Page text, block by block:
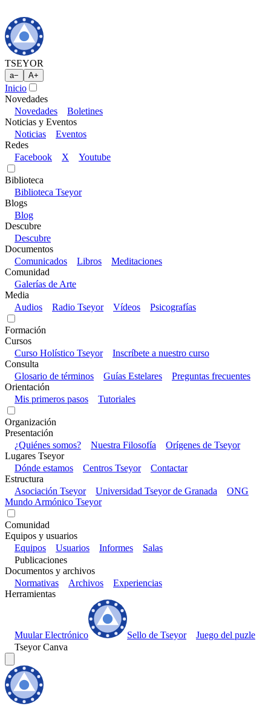
TSEYOR
a− A+
Inicio
Novedades
Novedades
Boletines
Noticias y Eventos
Noticias
Eventos
Redes
Facebook
X Youtube
Biblioteca
Biblioteca Tseyor
Blogs
Blog
Descubre
Descubre
Documentos
Comunicados
Libros
Meditaciones
Comunidad
Galerías de Arte
Media
Audios
Radio Tseyor Vídeos Psicografías
Formación
Cursos
Curso Holístico Tseyor
Inscríbete a nuestro curso
Consulta
Glosario de términos
Guías Estelares
Preguntas frecuentes
Orientación
Mis primeros pasos
Tutoriales
Organización
Presentación
¿Quiénes somos?
Nuestra Filosofía
Orígenes de Tseyor
Lugares Tseyor
Dónde estamos
Centros Tseyor
Contactar
Estructura
Asociación Tseyor
Universidad Tseyor de Granada
ONG
Mundo Armónico Tseyor
Comunidad
Equipos y usuarios
Equipos
Usuarios Informes
Salas
Publicaciones
Documentos y archivos
Normativas
Archivos
Experiencias
Herramientas
Muular Electrónico Sello de Tseyor
Juego del puzle
Tseyor Canva